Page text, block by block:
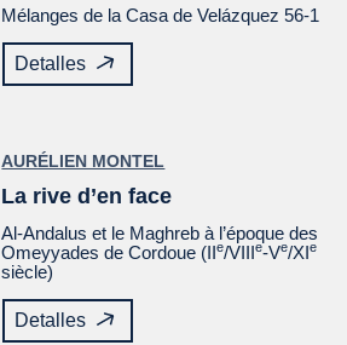
Mélanges de la Casa de Velázquez 56-1
Detalles
AURÉLIEN MONTEL
La rive d’en face
Al-Andalus et le Maghreb à l’époque des
Omeyyades de Cordoue (IIe/VIIIe-Ve/XIe
siècle)
Detalles